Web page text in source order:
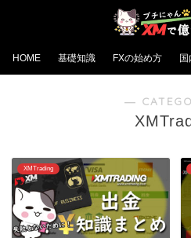
HOME 基礎知識 FXの始め方
―
XMTrading